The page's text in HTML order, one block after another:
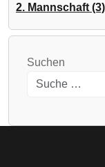
2. Mannschaft (3)
Suchen